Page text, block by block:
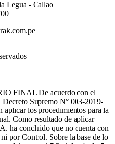
Legua - Callao
FINAL
Supremo N° 003-2019-
los procedimientos para la
Como resultado de aplicar
ha concluido que no cuenta con
por Control. Sobre la base de lo